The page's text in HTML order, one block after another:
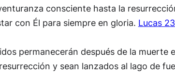
consciente hasta la
con Él para siempre en gloria. Lucas
permanecerán después de la
y sean lanzados al lago de